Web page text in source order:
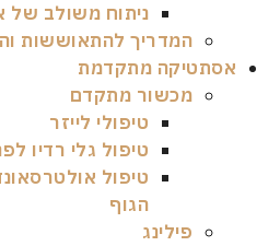
ניתוח משולב של
המדריך להתאוששות
אסתטיקה מתקדמת
מכשור מתקדם
טיפולי לייזר
טיפול גלי רדיו לפנים RF
טיפול אולטרסאונד
הגוף
פילינג